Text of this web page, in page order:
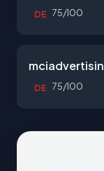
DE 75/100
DE 75/100